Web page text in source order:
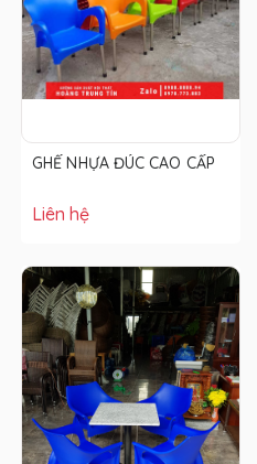
GHẾ NHỰA ĐÚC CAO CẤP
Liên hệ